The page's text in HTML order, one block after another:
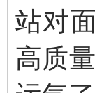
站对
高质